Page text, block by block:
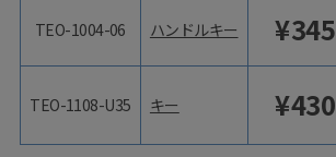
TEO-1004-06
TEO-1108-U35
ハンドルキー ¥345
キー ¥430